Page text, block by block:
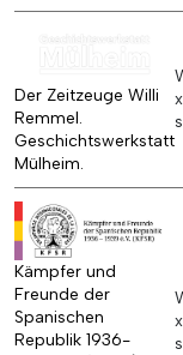
Der Zeitzeuge Willi
Remmel.
Geschichtswerkstatt
Mülheim.
Kämpfer und
Freunde der
Spanischen
Republik 1936-